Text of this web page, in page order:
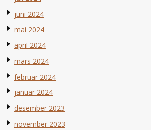
juni 2024
mai 2024
april 2024
mars 2024
februar 2024
januar 2024
desember 2023
november 2023